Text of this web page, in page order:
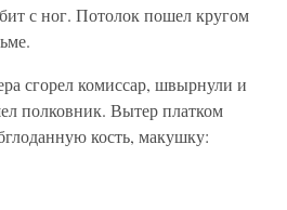
с ног. Потолок пошел кругом
сгорел комиссар, швырнули и
полковник. Вытер платком
кость, макушку: